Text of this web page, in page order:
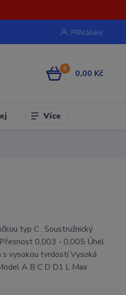
Přihlášení
0 0,00 Kč
Více
typ C . Soustružnický
0,003 - 0,005 Úhel
s vysokou tvrdostí Vysoká
A B C D D1 L Max